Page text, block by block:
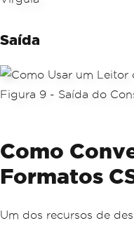
Saída
Como
Formatos
Um dos recursos de